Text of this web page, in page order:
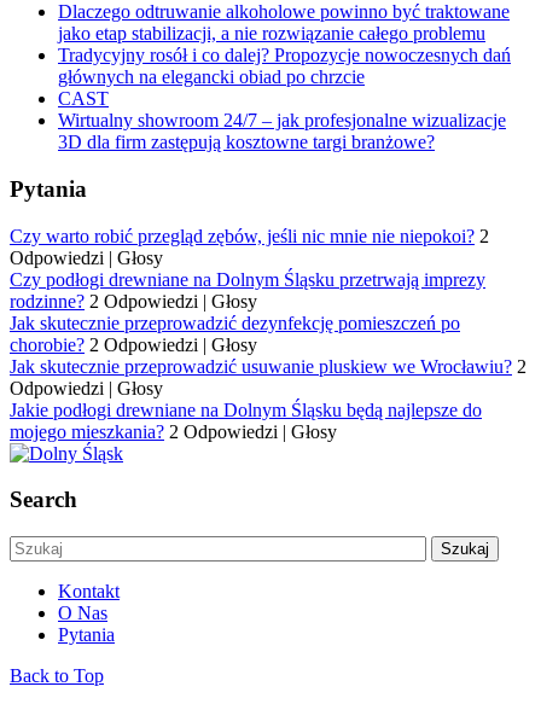
Dlaczego odtruwanie alkoholowe powinno być traktowane
jako etap stabilizacji, a nie rozwiązanie całego problemu
Tradycyjny rosół i co dalej? Propozycje nowoczesnych dań
głównych na elegancki obiad po chrzcie
CAST
Wirtualny showroom 24/7 – jak profesjonalne wizualizacje
3D dla firm zastępują kosztowne targi branżowe?
Pytania
Czy warto robić przegląd zębów, jeśli nic mnie nie niepokoi? 2
Odpowiedzi | Głosy
Czy podłogi drewniane na Dolnym Śląsku przetrwają imprezy
rodzinne? 2 Odpowiedzi | Głosy
Jak skutecznie przeprowadzić dezynfekcję pomieszczeń po
chorobie? 2 Odpowiedzi | Głosy
Jak skutecznie przeprowadzić usuwanie pluskiew we Wrocławiu? 2
Odpowiedzi | Głosy
Jakie podłogi drewniane na Dolnym Śląsku będą najlepsze do
mojego mieszkania? 2 Odpowiedzi | Głosy
Search
Kontakt
O Nas
Pytania
Back to Top